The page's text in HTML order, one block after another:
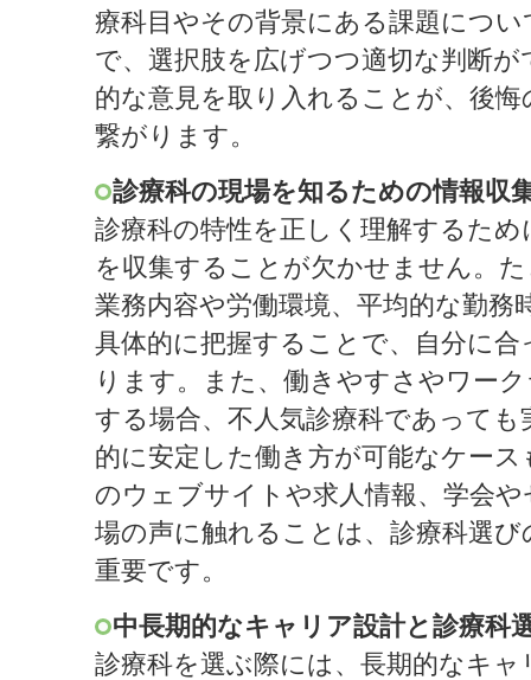
療科目やその背景にある課題につ
で、選択肢を広げつつ適切な判断
的な意見を取り入れることが、後
繋がります。
診療科の現場を知るための情報収
診療科の特性を正しく理解するた
を収集することが欠かせません。
業務内容や労働環境、平均的な勤務
具体的に把握することで、自分に
ります。また、働きやすさやワー
する場合、不人気診療科であっても
的に安定した働き方が可能なケー
のウェブサイトや求人情報、学会
場の声に触れることは、診療科選
重要です。
中長期的なキャリア設計と診療科
診療科を選ぶ際には、長期的なキ